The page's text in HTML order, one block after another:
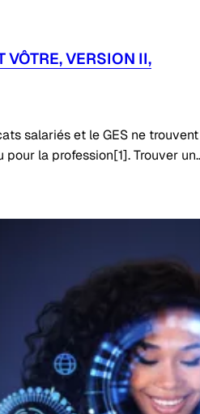
VÔTRE, VERSION II,
salariés et le GES ne trouvent
pour la profession[1]. Trouver